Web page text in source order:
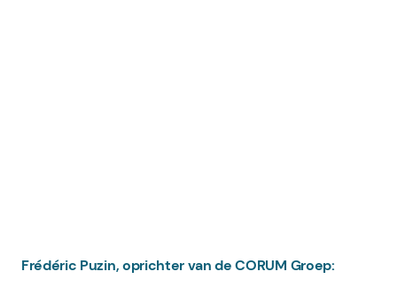
Frédéric Puzin, oprichter van de CORUM Groep: